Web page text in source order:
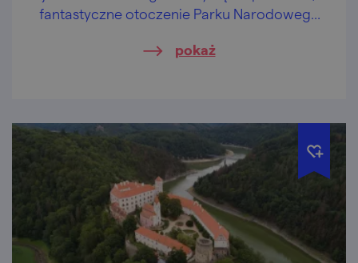
fantastyczne otoczenie Parku Narodowego
wzroku.
pokaż